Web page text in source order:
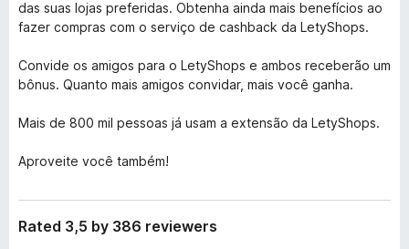
das suas lojas preferidas. Obtenha ainda mais benefícios ao
fazer compras com o serviço de cashback da LetyShops.
Convide os amigos para o LetyShops e ambos receberão um
bônus. Quanto mais amigos convidar, mais você ganha.
Mais de 800 mil pessoas já usam a extensão da LetyShops.
Aproveite você também!
Rated 3,5 by 386 reviewers